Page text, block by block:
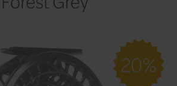
naviják
Forest Grey